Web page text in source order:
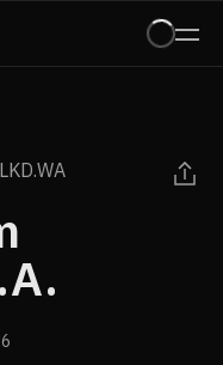
LKD.WA